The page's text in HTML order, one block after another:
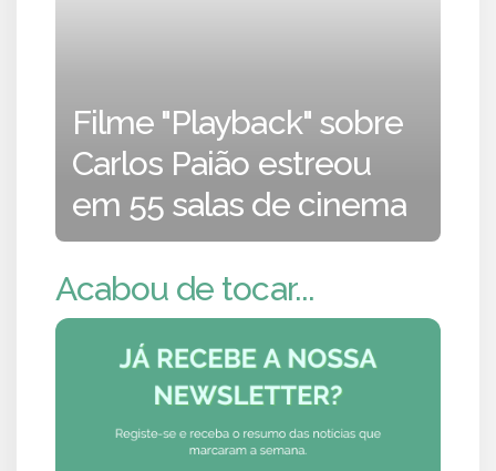
Filme "Playback" sobre
Carlos Paião estreou
em 55 salas de cinema
Acabou de tocar...